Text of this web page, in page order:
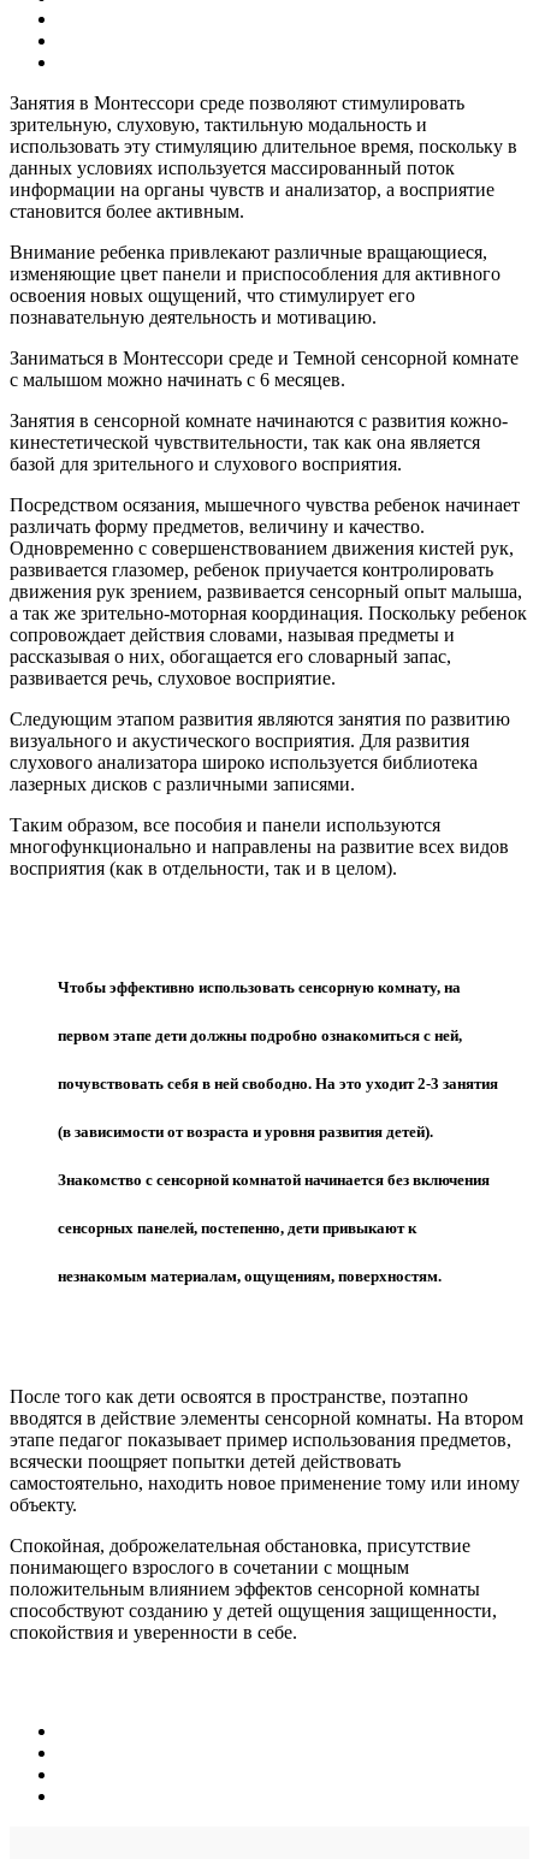
Занятия в Монтессори среде позволяют стимулировать
зрительную, слуховую, тактильную модальность и
использовать эту стимуляцию длительное время, поскольку в
данных условиях используется массированный поток
информации на органы чувств и анализатор, а восприятие
становится более активным.
Внимание ребенка привлекают различные вращающиеся,
изменяющие цвет панели и приспособления для активного
освоения новых ощущений, что стимулирует его
познавательную деятельность и мотивацию.
Заниматься в Монтессори среде и Темной сенсорной комнате
с малышом можно начинать с 6 месяцев.
Занятия в сенсорной комнате начинаются с развития кожно-
кинестетической чувствительности, так как она является
базой для зрительного и слухового восприятия.
Посредством осязания, мышечного чувства ребенок начинает
различать форму предметов, величину и качество.
Одновременно с совершенствованием движения кистей рук,
развивается глазомер, ребенок приучается контролировать
движения рук зрением, развивается сенсорный опыт малыша,
а так же зрительно-моторная координация. Поскольку ребенок
сопровождает действия словами, называя предметы и
рассказывая о них, обогащается его словарный запас,
развивается речь, слуховое восприятие.
Следующим этапом развития являются занятия по развитию
визуального и акустического восприятия. Для развития
слухового анализатора широко используется библиотека
лазерных дисков с различными записями.
Таким образом, все пособия и панели используются
многофункционально и направлены на развитие всех видов
восприятия (как в отдельности, так и в целом).
Чтобы эффективно использовать сенсорную комнату, на
первом этапе дети должны подробно ознакомиться с ней,
почувствовать себя в ней свободно. На это уходит 2-3 занятия
(в зависимости от возраста и уровня развития детей).
Знакомство с сенсорной комнатой начинается без включения
сенсорных панелей, постепенно, дети привыкают к
незнакомым материалам, ощущениям, поверхностям.
После того как дети освоятся в пространстве, поэтапно
вводятся в действие элементы сенсорной комнаты. На втором
этапе педагог показывает пример использования предметов,
всячески поощряет попытки детей действовать
самостоятельно, находить новое применение тому или иному
объекту.
Спокойная, доброжелательная обстановка, присутствие
понимающего взрослого в сочетании с мощным
положительным влиянием эффектов сенсорной комнаты
способствуют созданию у детей ощущения защищенности,
спокойствия и уверенности в себе.